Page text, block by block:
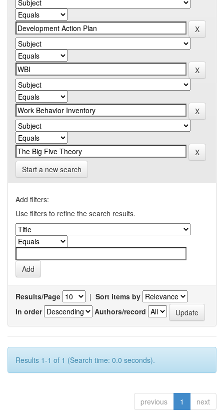
Start a new search
Add filters:
Use filters to refine the search results.
Results/Page | Sort items by
In order
Authors/record
Results 1-1 of 1 (Search time: 0.0 seconds).
previous 1 next